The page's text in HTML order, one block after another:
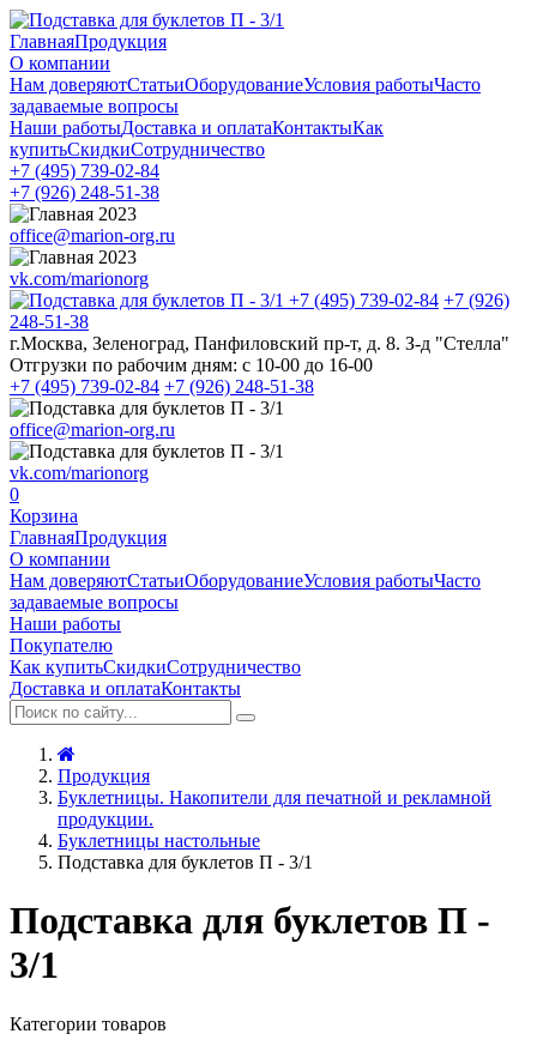
ГлавнаяПродукция
О компании
Нам доверяютСтатьиОборудованиеУсловия работыЧасто
задаваемые вопросы
Наши работыДоставка и оплатаКонтактыКак
купитьСкидкиСотрудничество
+7 (495) 739-02-84
+7 (926) 248-51-38
office@marion-org.ru
vk.com/marionorg
+7 (495) 739-02-84 +7 (926)
248-51-38
г.Москва, Зеленоград, Панфиловский пр-т, д. 8. З-д "Стелла"
Отгрузки по рабочим дням: с 10-00 до 16-00
+7 (495) 739-02-84 +7 (926) 248-51-38
office@marion-org.ru
vk.com/marionorg
0
Корзина
ГлавнаяПродукция
О компании
Нам доверяютСтатьиОборудованиеУсловия работыЧасто
задаваемые вопросы
Наши работы
Покупателю
Как купитьСкидкиСотрудничество
Доставка и оплатаКонтакты
Продукция
Буклетницы. Накопители для печатной и рекламной
продукции.
Буклетницы настольные
Подставка для буклетов П - 3/1
Подставка для буклетов П -
3/1
Категории товаров